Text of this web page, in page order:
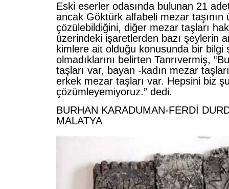
Eski eserler odasında bulunan 21
ancak Göktürk alfabeli mezar taşının
çözülebildiğini, diğer mezar taşları
üzerindeki işaretlerden bazı şeylerin
kimlere ait olduğu konusunda bir bilgi
olmadıklarını belirten Tanrıvermiş,
taşları var, bayan -kadın mezar
erkek mezar taşları var. Hepsini biz
çözümleyemiyoruz.” dedi.
BURHAN KARADUMAN-FERDİ
MALATYA